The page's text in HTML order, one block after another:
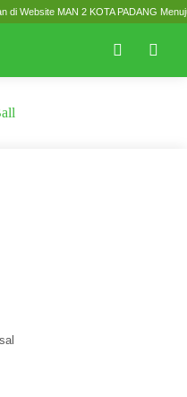
di Website MAN 2 KOTA PADANG